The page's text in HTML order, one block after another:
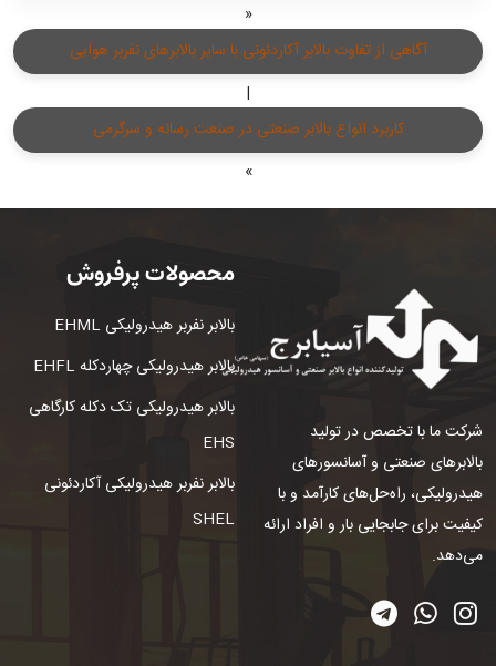
«
آگاهی از تفاوت بالابر آکاردئونی با سایر بالابرهای نفربر هوایی
|
کاربرد انواع بالابر صنعتی در صنعت رسانه و سرگرمی
»
شرکت ما با تخصص در تولید
بالابرهای صنعتی و آسانسورهای
هیدرولیکی، راه‌حل‌های کارآمد و با
کیفیت برای جابجایی بار و افراد ارائه
می‌دهد.
محصولات پرفروش
بالابر نفربر هیدرولیکی EHML
بالابر هیدرولیکی چهاردکله EHFL
بالابر هیدرولیکی تک دکله کارگاهی
EHS
بالابر نفربر هیدرولیکی آکاردئونی
SHEL